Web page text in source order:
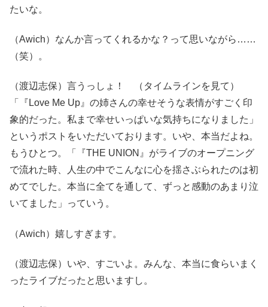
たいな。
（Awich）なんか言ってくれるかな？って思いながら……
（笑）。
（渡辺志保）言うっしょ！ （タイムラインを見て）
「『Love Me Up』の姉さんの幸せそうな表情がすごく印
象的だった。私まで幸せいっぱいな気持ちになりました」
というポストをいただいております。いや、本当だよね。
もうひとつ。「『THE UNION』がライブのオープニング
で流れた時、人生の中でこんなに心を揺さぶられたのは初
めてでした。本当に全てを通して、ずっと感動のあまり泣
いてました」っていう。
（Awich）嬉しすぎます。
（渡辺志保）いや、すごいよ。みんな、本当に食らいまく
ったライブだったと思いますし。